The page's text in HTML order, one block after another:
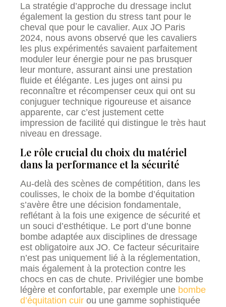
La stratégie d’approche du dressage inclut
également la gestion du stress tant pour le
cheval que pour le cavalier. Aux JO Paris
2024, nous avons observé que les cavaliers
les plus expérimentés savaient parfaitement
moduler leur énergie pour ne pas brusquer
leur monture, assurant ainsi une prestation
fluide et élégante. Les juges ont ainsi pu
reconnaître et récompenser ceux qui ont su
conjuguer technique rigoureuse et aisance
apparente, car c’est justement cette
impression de facilité qui distingue le très haut
niveau en dressage.
Le rôle crucial du choix du matériel
dans la performance et la sécurité
Au-delà des scènes de compétition, dans les
coulisses, le choix de la bombe d’équitation
s’avère être une décision fondamentale,
reflétant à la fois une exigence de sécurité et
un souci d’esthétique. Le port d’une bonne
bombe adaptée aux disciplines de dressage
est obligatoire aux JO. Ce facteur sécuritaire
n’est pas uniquement lié à la réglementation,
mais également à la protection contre les
chocs en cas de chute. Privilégier une bombe
légère et confortable, par exemple une bombe
d’équitation cuir ou une gamme sophistiquée